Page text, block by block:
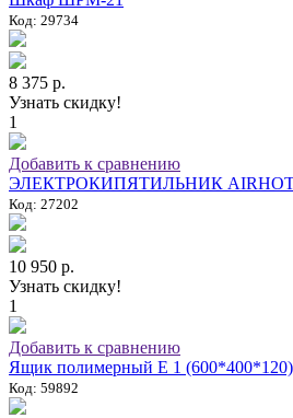
Код: 29734
8 375 р.
Узнать скидку!
1
Добавить к сравнению
ЭЛЕКТРОКИПЯТИЛЬНИК AIRHOT
Код: 27202
10 950 р.
Узнать скидку!
1
Добавить к сравнению
Ящик полимерный E 1
Код: 59892